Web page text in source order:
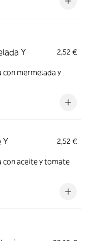
Y
2,52 €
con mermelada y
Y
2,52 €
con aceite y tomate